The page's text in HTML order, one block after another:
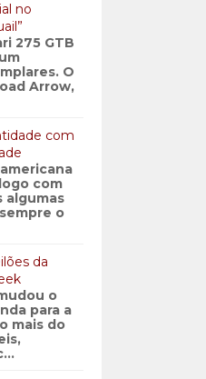
no
275 GTB
O
Arrow,
com
com
algumas
o
da
o
para a
mais do